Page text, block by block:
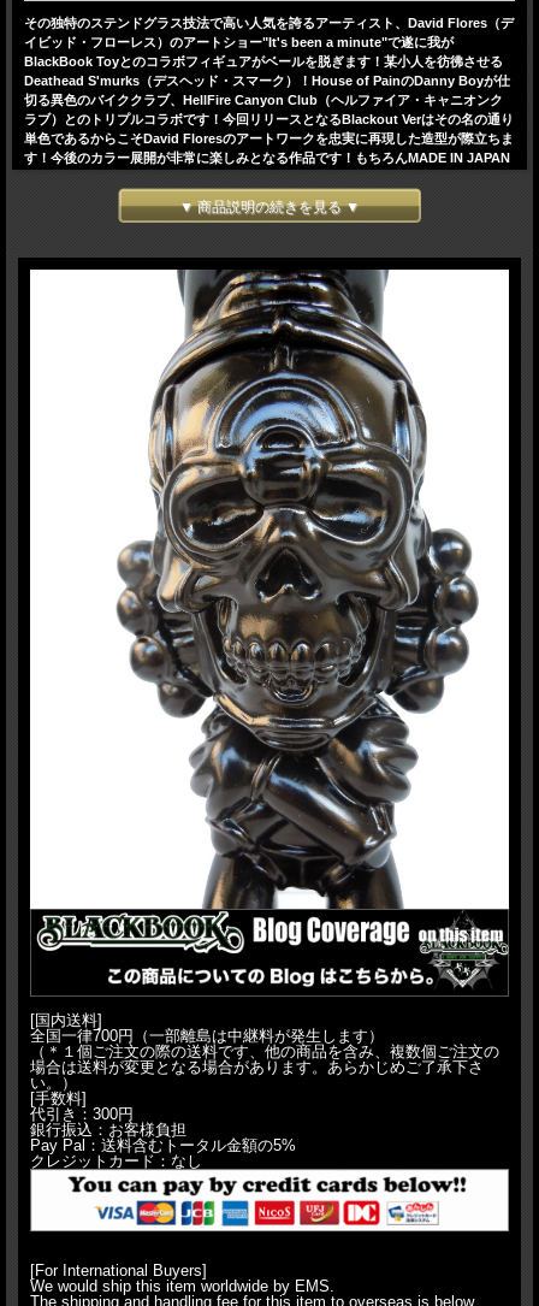
その独特のステンドグラス技法で高い人気を誇るアーティスト、David Flores（デ
イビッド・フローレス）のアートショー"It's been a minute"で遂に我が
BlackBook Toyとのコラボフィギュアがベールを脱ぎます！某小人を彷彿させる
Deathead S'murks（デスヘッド・スマーク）！House of PainのDanny Boyが仕
切る異色のバイククラブ、HellFire Canyon Club（ヘルファイア・キャニオンク
ラブ）とのトリプルコラボです！今回リリースとなるBlackout Verはその名の通り
単色であるからこそDavid Floresのアートワークを忠実に再現した造型が際立ちま
す！今後のカラー展開が非常に楽しみとなる作品です！もちろんMADE IN JAPAN
全世界限定40体！
▼ 商品説明の続きを見る ▼
[国内送料]
全国一律700円（一部離島は中継料が発生します）
（＊１個ご注文の際の送料です、他の商品を含み、複数個ご注文の
場合は送料が変更となる場合があります。あらかじめご了承下さ
い。）
[手数料]
代引き：300円
銀行振込：お客様負担
Pay Pal：送料含むトータル金額の5%
クレジットカード：なし
[For International Buyers]
We would ship this item worldwide by EMS.
The shipping and handling fee for this item to overseas is below.